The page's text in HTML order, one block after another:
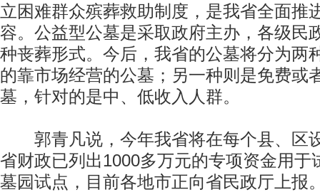
立困难群众殡葬救助制度，是我省全面推
容。公益型公墓是采取政府主办，各级民
种丧葬形式。今后，我省的公墓将分为两
的靠市场经营的公墓；另一种则是免费或
墓，针对的是中、低收入人群。
郭青凡说，今年我省将在每个县、区
省财政已列出1000多万元的专项资金用于
墓园试点，目前各地市正向省民政厅上报